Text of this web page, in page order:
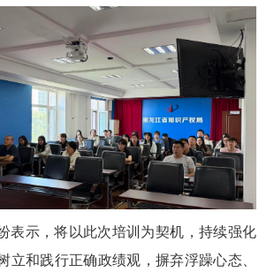
表示，将以此次培训为契机，持续强化
立和践行正确政绩观，摒弃浮躁心态、